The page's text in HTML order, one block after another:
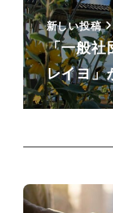
新しい投稿
「一般社
レイヨ」